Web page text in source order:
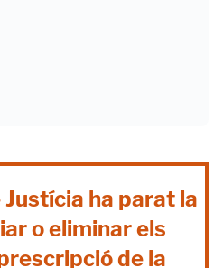
ha parat la
o eliminar els
de la